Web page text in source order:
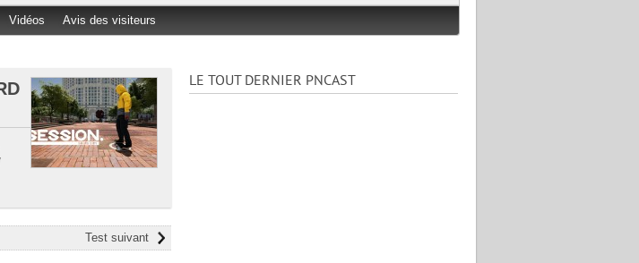
Vidéos Avis des visiteurs
Test suivant
LE TOUT DERNIER PNCAST